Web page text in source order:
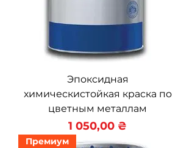
Эпоксидная
химическистойкая краска по
цветным металлам
Цена
1 050,00 ₴
Премиум